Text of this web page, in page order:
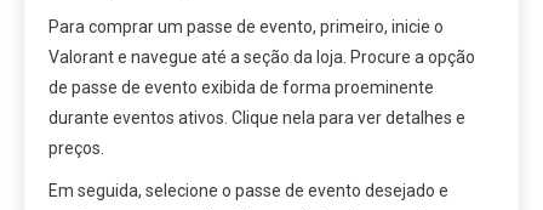
Para comprar um passe de evento, primeiro, inicie o
Valorant e navegue até a seção da loja. Procure a opção
de passe de evento exibida de forma proeminente
durante eventos ativos. Clique nela para ver detalhes e
preços.
Em seguida, selecione o passe de evento desejado e